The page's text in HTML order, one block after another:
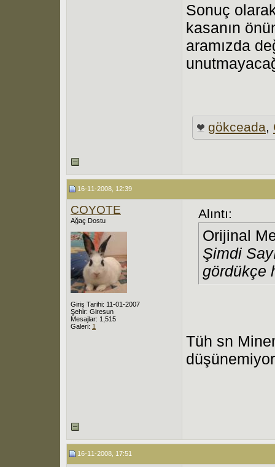
Sonuç
kasanın
aramızda
gökceada,
16-11-2008, 12:39
COYOTE
Ağaç Dostu
Giriş Tarihi: 11-01-2007
Şehir: Giresun
Mesajlar: 1,515
Galeri: 1
Alıntı:
Orijinal
Şimdi
gördükçe
Tüh sn
16-11-2008, 17:51